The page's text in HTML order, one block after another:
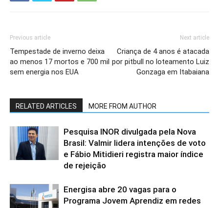
Previous article
Tempestade de inverno deixa
ao menos 17 mortos e 700 mil
sem energia nos EUA
Next article
Criança de 4 anos é atacada
por pitbull no loteamento Luiz
Gonzaga em Itabaiana
RELATED ARTICLES MORE FROM AUTHOR
Pesquisa INOR divulgada pela Nova
Brasil: Valmir lidera intenções de voto
e Fábio Mitidieri registra maior índice
de rejeição
Energisa abre 20 vagas para o
Programa Jovem Aprendiz em redes